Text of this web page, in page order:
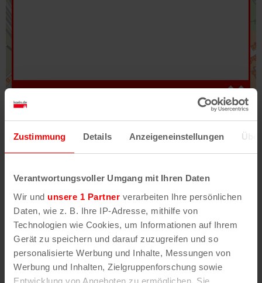
Zustimmung Details Anzeigeneinstellungen
Verantwortungsvoller Umgang mit Ihren Daten
Wir und unsere 1 Partner verarbeiten Ihre persönlichen
Daten, wie z. B. Ihre IP-Adresse, mithilfe von
Technologien wie Cookies, um Informationen auf Ihrem
Gerät zu speichern und darauf zuzugreifen und so
personalisierte Werbung und Inhalte, Messungen von
Werbung und Inhalten, Zielgruppenforschung sowie
Entwicklung von Angeboten zu ermöglichen. Sie
Fehler/Problem melden
Darstellung des RVR-Kartenwerks
Stadtplanwerk
erhältst Du unsere koeln.de-Karte mit vielen
weiteren Details wie z.B. Hausnummern.
Unser Stadtplan basiert auf Daten des
OpenStreetMap
-Projekts (
© OpenStreetMap
Mitwirkende
) und von OpenCycleMap.org